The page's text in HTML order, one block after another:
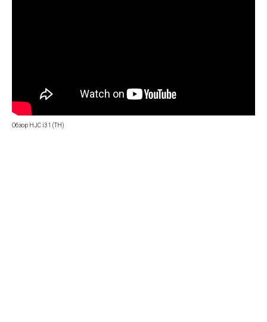
Обзор HJC i31 (TH)